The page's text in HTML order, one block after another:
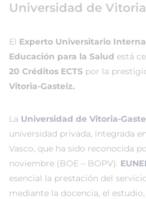
Universidad de
El Experto Universitario
Educación para la Salud está
20 Créditos ECTS por la
Vitoria-Gasteiz.
La Universidad de Vitoria-
universidad privada, integrada
Vasco, que ha sido reconocida
noviembre (BOE – BOPV).
esencial la prestación del
mediante la docencia, el